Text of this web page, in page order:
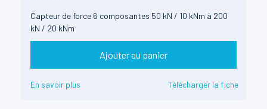
Capteur de force 6 composantes 50 kN / 10 kNm à 200
kN / 20 kNm
Ajouter au panier
En savoir plus Télécharger la fiche